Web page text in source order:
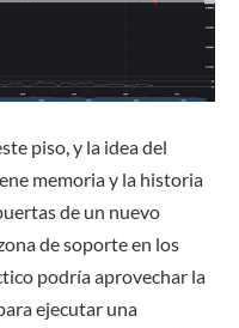
piso, y la idea del
memoria y la historia
de un nuevo
de soporte en los
podría aprovechar la
ejecutar una